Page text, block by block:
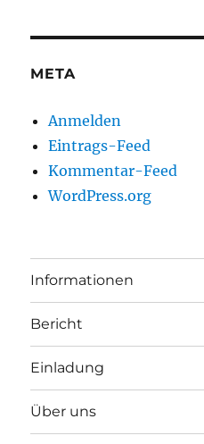
META
Anmelden
Eintrags-Feed
Kommentar-Feed
WordPress.org
Informationen
Bericht
Einladung
Über uns